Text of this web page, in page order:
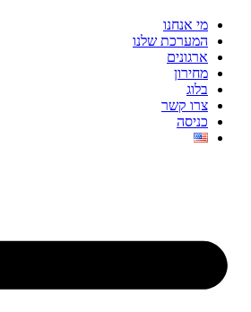
מי אנחנו
המערכת שלנו
ארגונים
מחירון
בלוג
צרו קשר
כניסה